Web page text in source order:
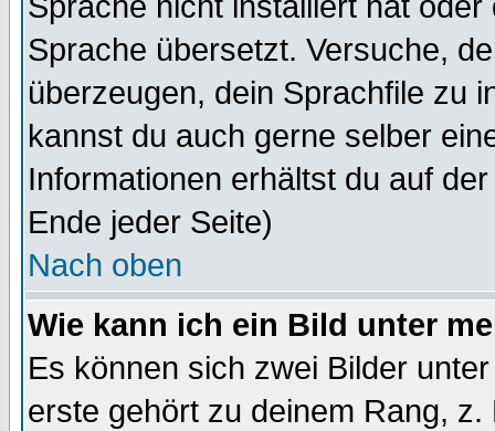
Sprache übersetzt. Versuche,
überzeugen, dein Sprachfile zu
kannst du auch gerne selber
Informationen erhältst du auf
Ende jeder Seite)
Nach oben
Wie kann ich ein Bild unter
Es können sich zwei Bilder
erste gehört zu deinem Rang,